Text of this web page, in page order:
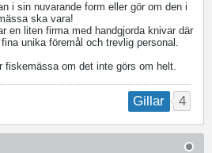
i sin nuvarande form eller gör om den i
ska vara!
en liten firma med handgjorda knivar där
unika föremål och trevlig personal.
fiskemässa om det inte görs om helt.
Gillar 4